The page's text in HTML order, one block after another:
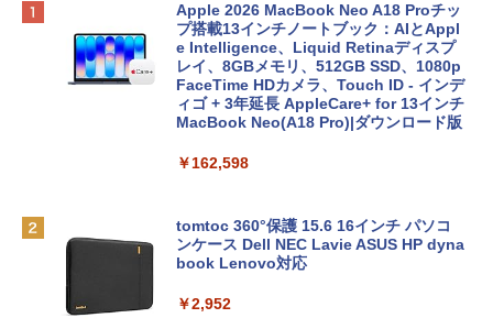
Apple 2026 MacBook Neo A18 Proチッ
プ搭載13インチノートブック：AIとAppl
e Intelligence、Liquid Retinaディスプ
レイ、8GBメモリ、512GB SSD、1080p
FaceTime HDカメラ、Touch ID - インデ
ィゴ + 3年延長 AppleCare+ for 13インチ
MacBook Neo(A18 Pro)|ダウンロード版
￥162,598
tomtoc 360°保護 15.6 16インチ パソコ
ンケース Dell NEC Lavie ASUS HP dyna
book Lenovo対応
￥2,952